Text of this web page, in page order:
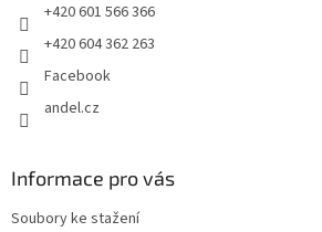
+420 601 566 366
+420 604 362 263
Facebook
andel.cz
Informace pro vás
Soubory ke stažení